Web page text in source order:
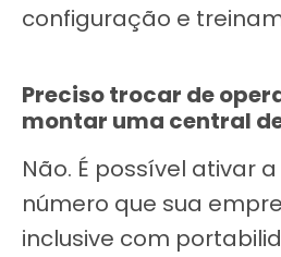
configuração e
Preciso trocar de
montar uma central
Não. É possível ativar
número que sua
inclusive com